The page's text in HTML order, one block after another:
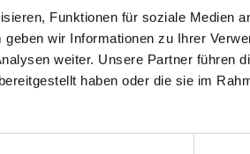
Funktionen für soziale Medien
wir Informationen zu Ihrer
weiter. Unsere Partner führen
haben oder die sie im